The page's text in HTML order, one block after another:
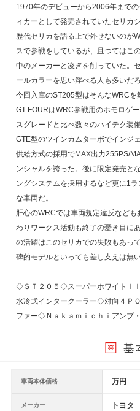
1970年のデビューから2006年まで
ィカーとして発売されていたセリカシ
歴代セリカを語る上で外せないのが
スで参戦をしているが、且つてはこ
中のメーカーと凌ぎを削っていた。
ールカラーを思い浮べる人も多いだろ
今回入庫のST205型はそんなWRCを
GT-FOURはWRC参戦用のホモロゲ
スグレードと比べ数々のハイテク装
GTE型のツインカムターボでインジ
供給方式の採用でMAX出力255PS/
ンシャルを誇った。後に限定発売と
ングシステムを採用するなど更に1
な車両だ。
肝心のWRCでは車両規定違反など
わりワークス活動も終了の憂き目に
の活躍はこのセリカでの失敗もあっ
碑的モデルといっても差し支えは無い
◇ＳＴ２０５◇スーパーホワイトＩ
水冷式インタークーラー◇対向４Ｐ
ファー◇Ｎａｋａｍｉｃｈｉアンプ
車両本体価格 万円
メーカー トヨタ